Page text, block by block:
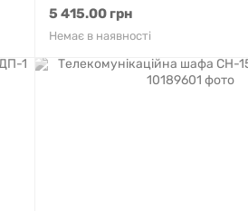
5 415.00 грн
Немає в наявності